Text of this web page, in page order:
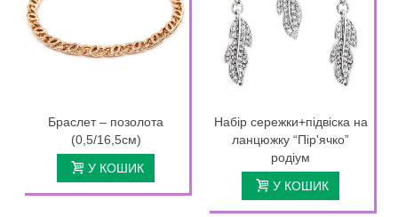
Браслет – позолота
(0,5/16,5см)
У КОШИК
Набір сережки+підвіска на
ланцюжку “Пір'ячко”
родіум
У КОШИК